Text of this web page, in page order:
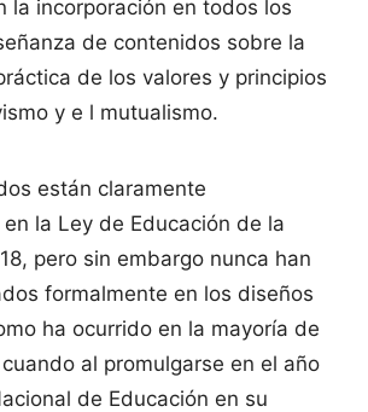
la incorporación en todos los
de contenidos sobre la
de los valores y principios
y e l mutualismo.
están claramente
la Ley de Educación de la
pero sin embargo nunca han
formalmente en los diseños
ha ocurrido en la mayoría de
al promulgarse en el año
de Educación en su